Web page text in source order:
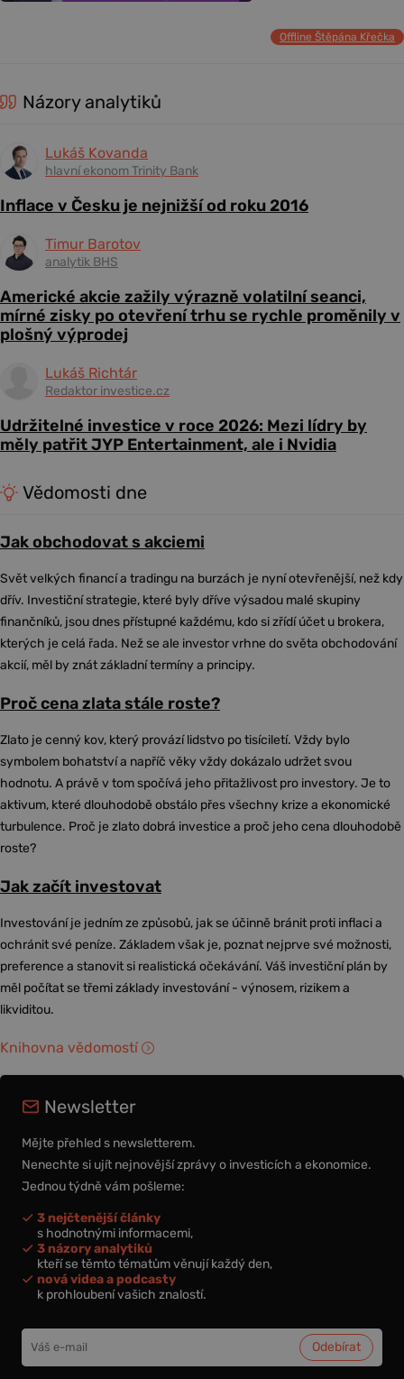
Offline Štěpána Křečka
Názory analytiků
Lukáš Kovanda
hlavní ekonom Trinity Bank
Inflace v Česku je nejnižší od roku 2016
Timur Barotov
analytik BHS
Americké akcie zažily výrazně volatilní seanci,
mírné zisky po otevření trhu se rychle proměnily v
plošný výprodej
Lukáš Richtár
Redaktor investice.cz
Udržitelné investice v roce 2026: Mezi lídry by
měly patřit JYP Entertainment, ale i Nvidia
Vědomosti dne
Jak obchodovat s akciemi
Svět velkých financí a tradingu na burzách je nyní otevřenější, než kdy
dřív. Investiční strategie, které byly dříve výsadou malé skupiny
finančníků, jsou dnes přístupné každému, kdo si zřídí účet u brokera,
kterých je celá řada. Než se ale investor vrhne do světa obchodování
akcií, měl by znát základní termíny a principy.
Proč cena zlata stále roste?
Zlato je cenný kov, který provází lidstvo po tisíciletí. Vždy bylo
symbolem bohatství a napříč věky vždy dokázalo udržet svou
hodnotu. A právě v tom spočívá jeho přitažlivost pro investory. Je to
aktivum, které dlouhodobě obstálo přes všechny krize a ekonomické
turbulence. Proč je zlato dobrá investice a proč jeho cena dlouhodobě
roste?
Jak začít investovat
Investování je jedním ze způsobů, jak se účinně bránit proti inflaci a
ochránit své peníze. Základem však je, poznat nejprve své možnosti,
preference a stanovit si realistická očekávání. Váš investiční plán by
měl počítat se třemi základy investování - výnosem, rizikem a
likviditou.
Knihovna vědomostí
Newsletter
Mějte přehled s newsletterem.
Nenechte si ujít nejnovější zprávy o investicích a ekonomice.
Jednou týdně vám pošleme:
3 nejčtenější články
s hodnotnými informacemi,
3 názory analytiků
kteří se těmto tématům věnují každý den,
nová videa a podcasty
k prohloubení vašich znalostí.